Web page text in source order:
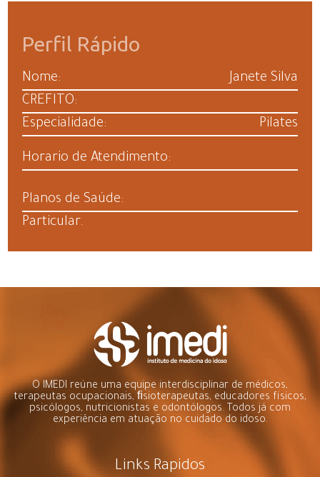
Perfil Rápido
Nome:
Janete Silva
CREFITO:
Especialidade:
Pilates
Horario de Atendimento:
Planos de Saúde:
Particular.
O IMEDI reúne uma equipe interdisciplinar de médicos,
terapeutas ocupacionais, ﬁsioterapeutas, educadores físicos,
psicólogos, nutricionistas e odontólogos. Todos já com
experiência em atuação no cuidado do idoso.
Links Rapidos